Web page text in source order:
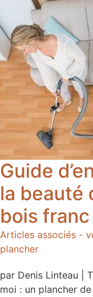
Guide
la beauté
bois
Articles associés -
plancher
par Denis Linteau |
moi : un plancher